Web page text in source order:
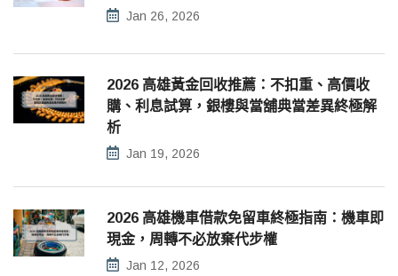
Jan 26, 2026
2026 高雄黃金回收推薦：不扣重、高價收
購、利息試算，銀樓與當舖典當差異終極解
析
Jan 19, 2026
2026 高雄機車借款免留車終極指南：機車即
現金，周轉不必放棄代步權
Jan 12, 2026